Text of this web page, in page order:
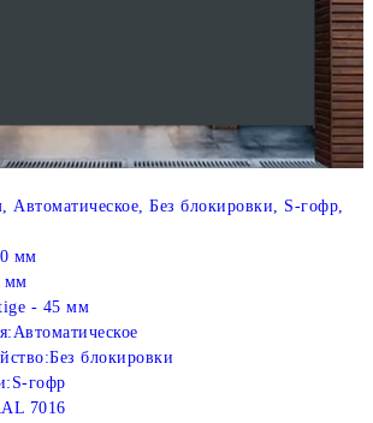
Автоматическое, Без блокировки, S-гофр,
мм
мм
- 45 мм
Автоматическое
Без блокировки
S-гофр
7016